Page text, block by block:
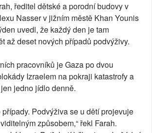
ředitel dětské a porodní budovy v
Nasser v jižním městě Khan Younis
uvedl, že každý den je tam
až deset nových případů podvýživy.
pracovníků je Gaza po dvou
Izraelem na pokraji katastrofy a
jedno jídlo denně.
případy. Podvýživa se u dětí projevuje
způsobem,“ řekl Farah.